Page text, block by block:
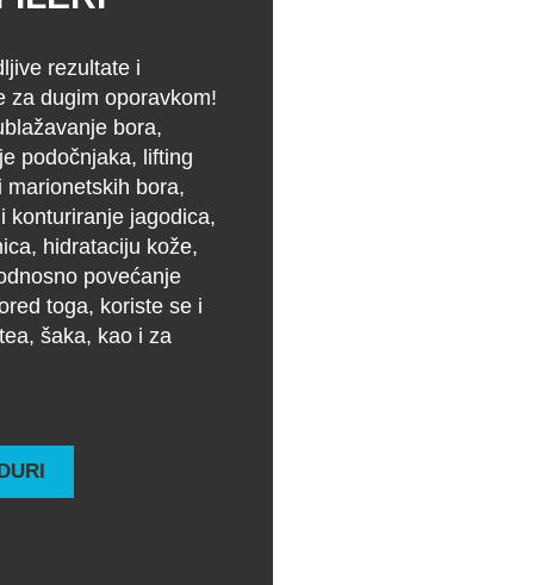
rezultate i
za dugim oporavkom!
bora,
podočnjaka, lifting
bora,
konturiranje jagodica,
hidrataciju kože,
povećanje
toga, koriste se i
šaka, kao i za